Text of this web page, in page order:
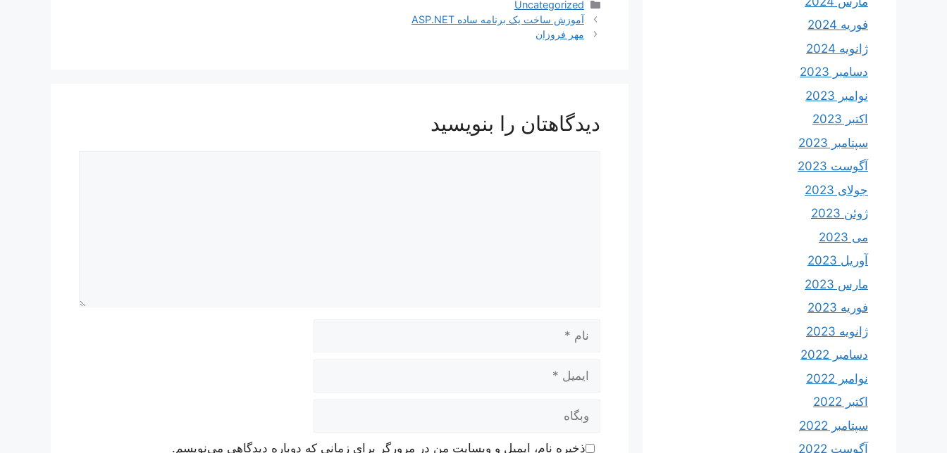
دسته‌ها
Uncategorized
ناوبری
نوشته‌ها
آموزش ساخت یک برنامه ساده ASP.NET
مهر فروزان
دیدگاهتان را بنویسید
ایمیل
وبگاه
ذخیره نام، ایمیل و وبسایت من در مرورگر برای زمانی که دوباره دیدگاهی می‌نویسم.
فوریه 2024
ژانویه 2024
دسامبر 2023
نوامبر 2023
اکتبر 2023
سپتامبر 2023
آگوست 2023
جولای 2023
ژوئن 2023
می 2023
آوریل 2023
مارس 2023
فوریه 2023
ژانویه 2023
دسامبر 2022
نوامبر 2022
اکتبر 2022
سپتامبر 2022
آگوست 2022